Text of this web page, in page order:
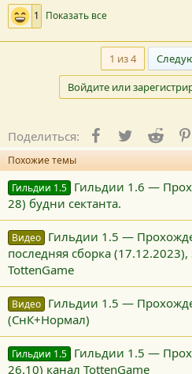
1 Показать все
1 из 4
Войдите или
Поделиться: Facebook
TwitterReddit
Похожие темы
Гильдии 1.5 Гильдии 1.6 —
28) будни сектанта.
Видео Гильдии 1.5 —
последняя сборка (17.12.2023),
TottenGame
Видео Гильдии 1.5 —
(СнК+Нормал)
Гильдии 1.5 Гильдии 1.5 —
26.10) канал TottenGame